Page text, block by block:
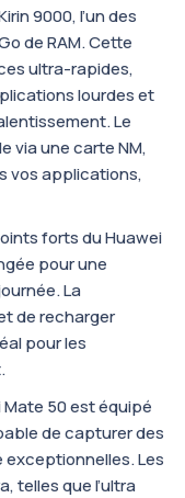
9000, l’un des
de RAM. Cette
ultra-rapides,
lourdes et
Le
via une carte NM,
vos applications,
forts du Huawei
pour une
La
de recharger
pour les
50 est équipé
de capturer des
Les
telles que l’ultra